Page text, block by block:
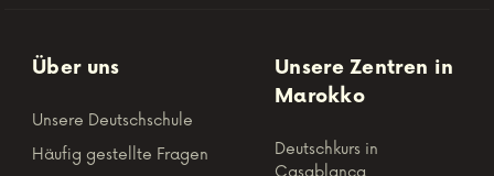
Über uns
Unsere Deutschschule
Marokko